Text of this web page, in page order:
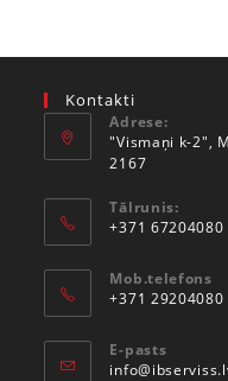
Kontakti
Adrese:
"Vismaņi k-2",
2167
Tālrunis:
+371 67204080
Mob.telefons
+371 29204080
E-pasts